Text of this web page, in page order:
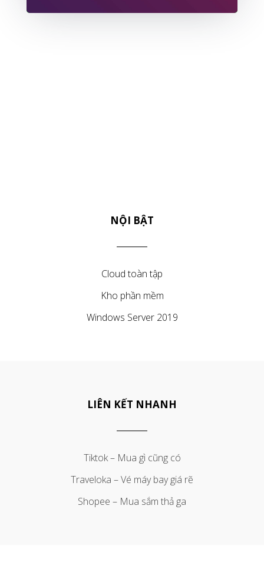
NỘI BẬT
Cloud toàn tập
Kho phần mềm
Windows Server 2019
LIÊN KẾT NHANH
Tiktok – Mua gì cũng có
Traveloka – Vé máy bay giá rẽ
Shopee – Mua sắm thả ga